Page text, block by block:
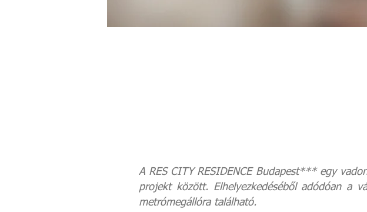
A RES CITY RESIDENCE Budapest*** egy
projekt között. Elhelyezkedéséből adódóan a
metrómegállóra található.